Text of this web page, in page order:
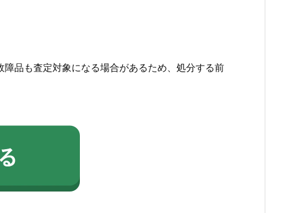
品も査定対象になる場合があるため、処分する前